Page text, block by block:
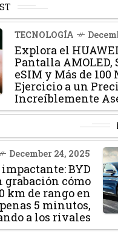
TECNOLOGÍA
Explora el
Pantalla AMOLED,
eSIM y Más de 100
Ejercicio a un
Increíblemente
December 24, 2025
BYD
grabación cómo
km de rango en
5 minutos,
a los rivales